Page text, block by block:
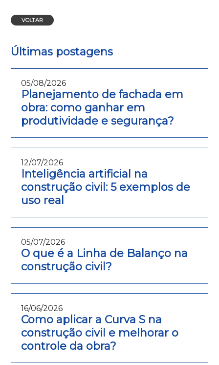
VOLTAR
Últimas postagens
05/08/2026
Planejamento de fachada em
obra: como ganhar em
produtividade e segurança?
12/07/2026
Inteligência artificial na
construção civil: 5 exemplos de
uso real
05/07/2026
O que é a Linha de Balanço na
construção civil?
16/06/2026
Como aplicar a Curva S na
construção civil e melhorar o
controle da obra?